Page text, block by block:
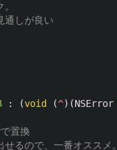
しが良い
: (void (^)(NSError
置換
るので、一番オススメ。